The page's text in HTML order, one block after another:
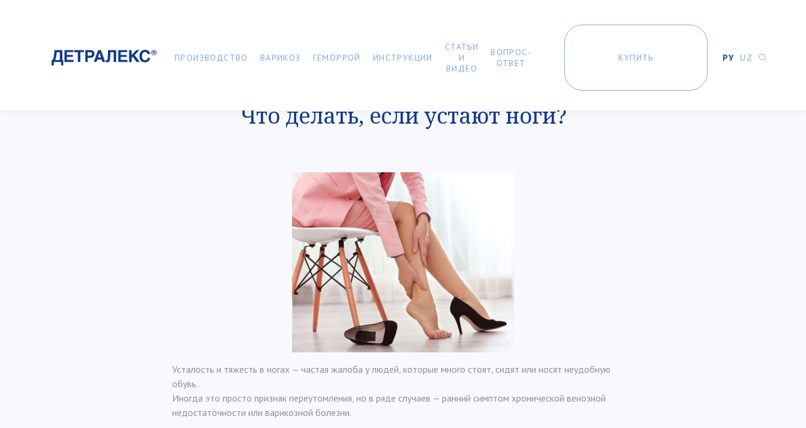
ПРОИЗВОДСТВО ВАРИКОЗ ГЕМОРРОЙ ИНСТРУКЦИИ
СТАТЬИ
И
ВИДЕО
ВОПРОС-
ОТВЕТ
КУПИТЬ РУ UZ
Что делать, если устают ноги?
Усталость и тяжесть в ногах — частая жалоба у людей, которые много стоят, сидят или носят неудобную
обувь.
Иногда это просто признак переутомления, но в ряде случаев — ранний симптом хронической венозной
недостаточности или варикозной болезни.